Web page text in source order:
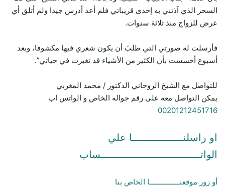
السحر الذي آذتني به إحدى قريباتي فلم أعد أدرس جيدا ولم أتلق أي
عرض للزواج منذ ثلاثة سنوات.
فأرسلت له صورتي التي طلبَ أن يكون شعري فيها مكشوفا، وبعد
أسبوع أحسست بأن الكثير من الأشياء قد تغيرت في حياتي”.
للتواصل مع الشيخ الروحاني الدكتور / محمد المغربي
يمكن التواصل معه على رقم جواله الخاص و الواتس اب
00201212451716
او راسلنـــــــــــــــــا علي
الواتـــــــــــــــــــــــــــــــــساب
أو زور موقعنـــــــــــــــا الخاص بنا